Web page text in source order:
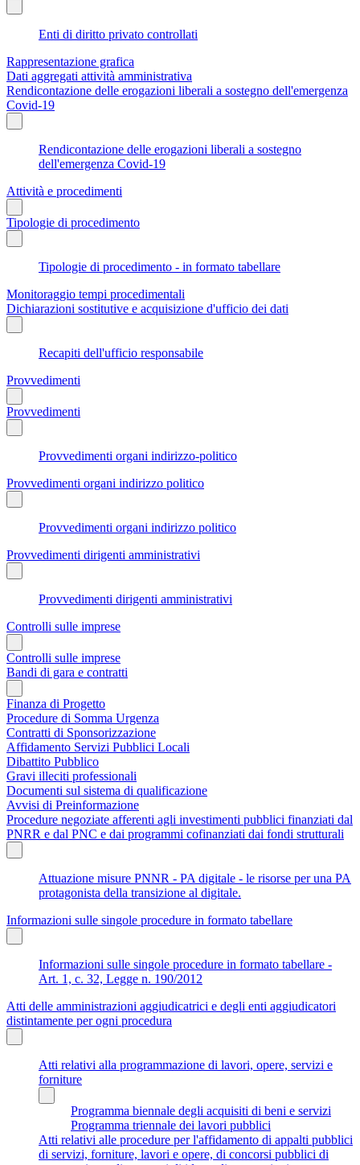
Enti di diritto privato controllati
Rappresentazione grafica
Dati aggregati attività amministrativa
Rendicontazione delle erogazioni liberali a sostegno dell'emergenza
Covid-19
Rendicontazione delle erogazioni liberali a sostegno
dell'emergenza Covid-19
Attività e procedimenti
Tipologie di procedimento
Tipologie di procedimento - in formato tabellare
Monitoraggio tempi procedimentali
Dichiarazioni sostitutive e acquisizione d'ufficio dei dati
Recapiti dell'ufficio responsabile
Provvedimenti
Provvedimenti
Provvedimenti organi indirizzo-politico
Provvedimenti organi indirizzo politico
Provvedimenti organi indirizzo politico
Provvedimenti dirigenti amministrativi
Provvedimenti dirigenti amministrativi
Controlli sulle imprese
Controlli sulle imprese
Bandi di gara e contratti
Finanza di Progetto
Procedure di Somma Urgenza
Contratti di Sponsorizzazione
Affidamento Servizi Pubblici Locali
Dibattito Pubblico
Gravi illeciti professionali
Documenti sul sistema di qualificazione
Avvisi di Preinformazione
Procedure negoziate afferenti agli investimenti pubblici finanziati dal
PNRR e dal PNC e dai programmi cofinanziati dai fondi strutturali
Attuazione misure PNNR - PA digitale - le risorse per una PA
protagonista della transizione al digitale.
Informazioni sulle singole procedure in formato tabellare
Informazioni sulle singole procedure in formato tabellare -
Art. 1, c. 32, Legge n. 190/2012
Atti delle amministrazioni aggiudicatrici e degli enti aggiudicatori
distintamente per ogni procedura
Atti relativi alla programmazione di lavori, opere, servizi e
forniture
Programma biennale degli acquisiti di beni e servizi
Programma triennale dei lavori pubblici
Atti relativi alle procedure per l'affidamento di appalti pubblici
di servizi, forniture, lavori e opere, di concorsi pubblici di